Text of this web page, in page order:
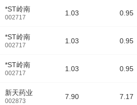
*ST岭南
002717
*ST岭南
002717
*ST岭南
002717
新天药业
002873
1.03 0.95
1.03 0.95
1.03 0.95
7.90 7.17